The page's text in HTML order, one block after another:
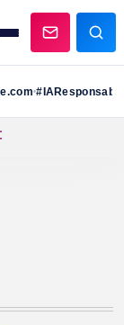
•#IAResponsable